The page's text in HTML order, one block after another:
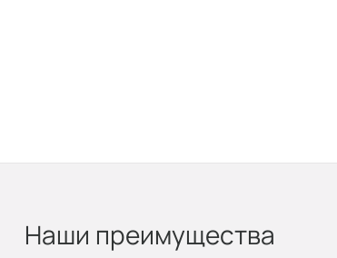
Наши преимущества